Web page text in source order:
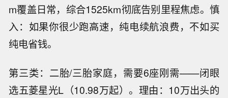
m覆盖日常，综合1525km彻底告别里程焦虑。慎
入：如果你很少跑高速，纯电续航浪费，不如买
纯电省钱。
第三类：二胎/三胎家庭，需要6座刚需——闭眼
选五菱星光L（10.98万起）。理由：10万出头的